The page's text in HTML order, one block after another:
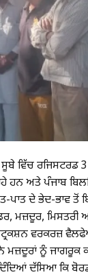
ਵਿੱਚ ਰਜਿਸਟਰਡ
ਹਨ ਅਤੇ ਪੰਜਾਬ
ਪਾਤ ਦੇ ਭੇਦ-ਭਾਵ ਤੋਂ
ਮਜ਼ਦੂਰ,
ਵਰਕਰਜ਼
ਨੂੰ ਜਾਗਰੂਕ
ਦੱਸਿਆ ਕਿ